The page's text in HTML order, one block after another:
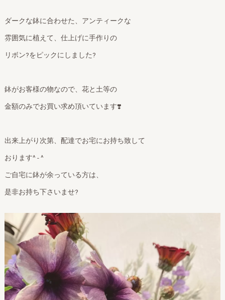
ダークな鉢に合わせた、アンティークな
雰囲気に植えて、仕上げに手作りの
リボン?をピックにしました?
鉢がお客様の物なので、花と土等の
金額のみでお買い求め頂いています❣️
出来上がり次第、配達でお宅にお持ち致して
おります^ - ^
ご自宅に鉢が余っている方は、
是非お持ち下さいませ?